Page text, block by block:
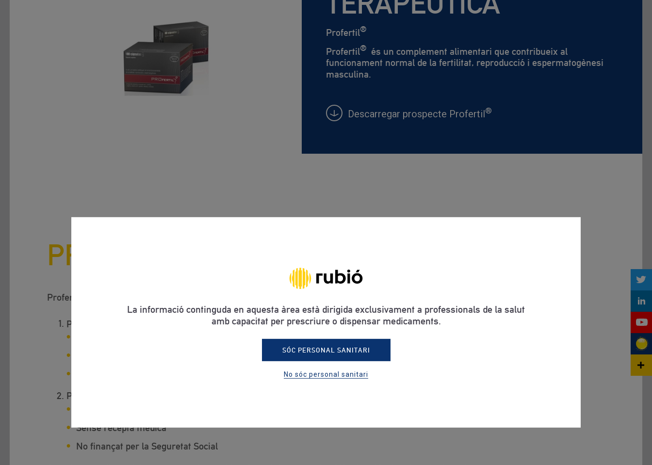
Profertil®
Profertil® és un complement alimentari que contribueix al
funcionament normal de la fertilitat, reproducció i espermatogènesi
masculina.
Descarregar prospecte Profertil®
PRESENTACIONS
Profertil
Profertil
Profertil
Sense recepta mèdica
No finançat per la Seguretat Social
La informació continguda en aquesta àrea està dirigida exclusivament a professionals de la salut
amb capacitat per prescriure o dispensar medicaments.
SÓC PERSONAL SANITARI
No sóc personal sanitari